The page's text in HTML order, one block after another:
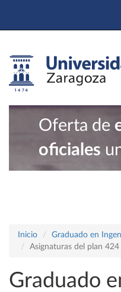
Oferta de
oficiales
Inicio
Graduado en
Asignaturas del plan
Graduado